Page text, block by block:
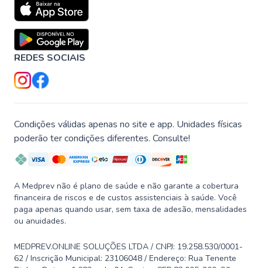
REDES SOCIAIS
Condições válidas apenas no site e app. Unidades físicas
poderão ter condições diferentes. Consulte!
A Medprev não é plano de saúde e não garante a cobertura
financeira de riscos e de custos assistenciais à saúde. Você
paga apenas quando usar, sem taxa de adesão, mensalidades
ou anuidades.
MEDPREV.ONLINE SOLUÇÕES LTDA / CNPJ: 19.258.530/0001-
62 / Inscrição Municipal: 23106048 / Endereço: Rua Tenente